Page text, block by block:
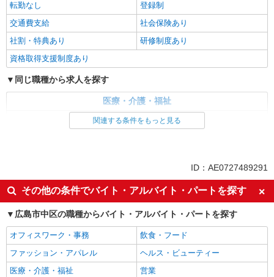
転勤なし
登録制
交通費支給
社会保険あり
社割・特典あり
研修制度あり
資格取得支援制度あり
同じ職種から求人を探す
医療・介護・福祉
看護師・保健師・看護助手・助産師
週2～3日勤務OK
深夜
交通費支給
社会保険あり
関連する条件をもっと見る
ID：AE0727489291
その他の条件でバイト・アルバイト・パートを探す
広島市中区の職種からバイト・アルバイト・パートを探す
オフィスワーク・事務
飲食・フード
ファッション・アパレル
ヘルス・ビューティー
医療・介護・福祉
営業